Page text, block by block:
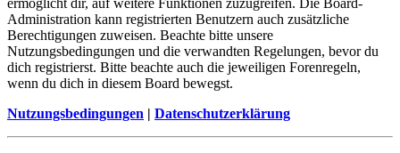
Administration kann registrierten Benutzern auch zusätzliche
Berechtigungen zuweisen. Beachte bitte unsere
Nutzungsbedingungen und die verwandten Regelungen, bevor du
dich registrierst. Bitte beachte auch die jeweiligen Forenregeln,
wenn du dich in diesem Board bewegst.
Nutzungsbedingungen | Datenschutzerklärung